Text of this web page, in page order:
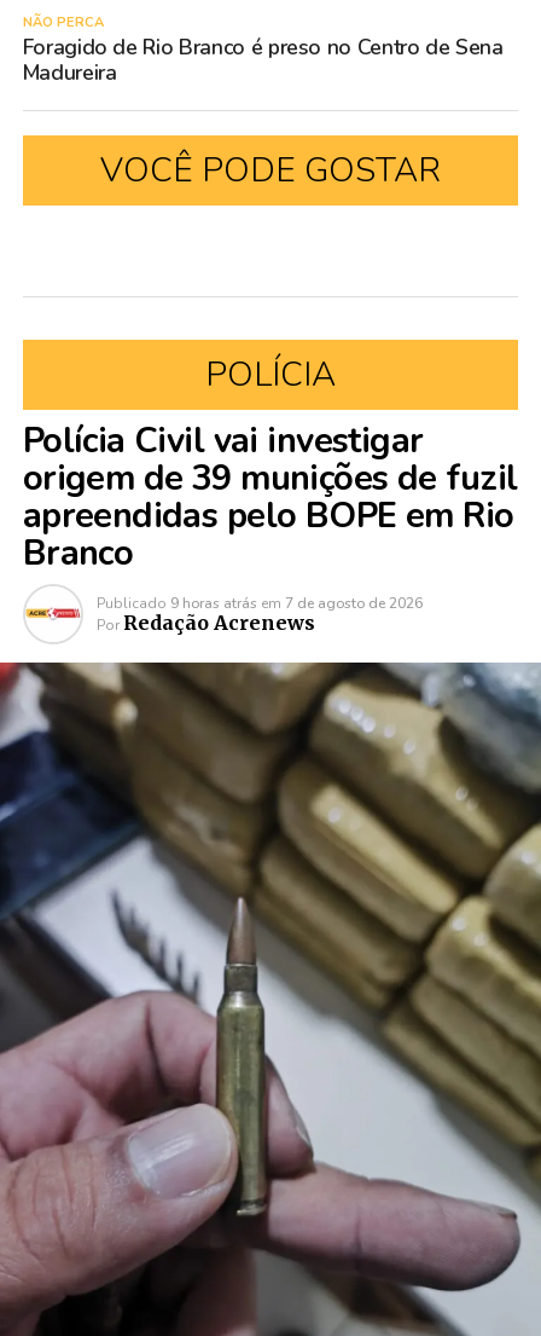
NÃO PERCA
Foragido de Rio Branco é preso no Centro de Sena
Madureira
VOCÊ PODE GOSTAR
POLÍCIA
Polícia Civil vai investigar
origem de 39 munições de fuzil
apreendidas pelo BOPE em Rio
Branco
Publicado 9 horas atrás em 7 de agosto de 2026
Por Redação Acrenews